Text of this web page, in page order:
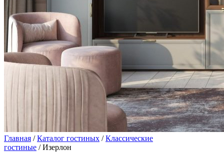
Главная /Каталог гостиных /Классические
гостиные / Изерлон